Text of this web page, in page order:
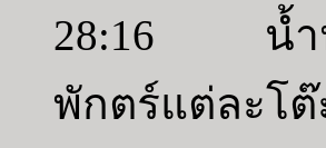
28:16 น้ำห
พักตร์แต่ละโต๊